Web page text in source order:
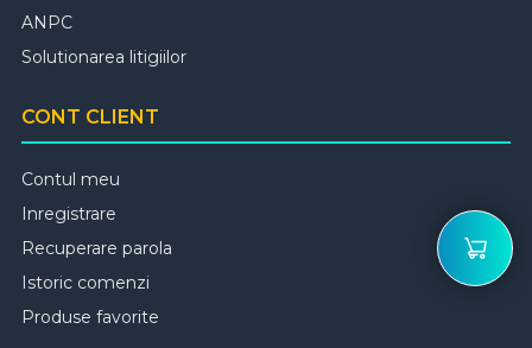
ANPC
Solutionarea litigiilor
CONT CLIENT
Contul meu
Inregistrare
Recuperare parola
Istoric comenzi
Produse favorite